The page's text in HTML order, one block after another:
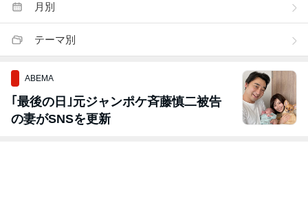
月別
テーマ別
ABEMA
｢最後の日｣元ジャンポケ斉藤慎二被告
の妻がSNSを更新